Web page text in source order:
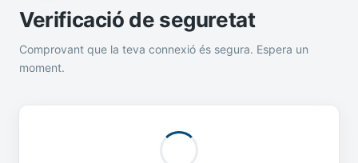
Verificació de seguretat
Comprovant que la teva connexió és segura. Espera un
moment.